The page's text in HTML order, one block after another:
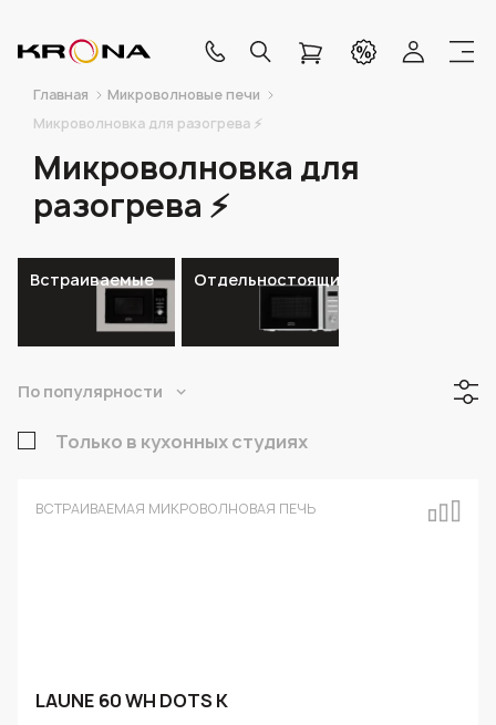
Главная
Микроволновые печи
Микроволновка для разогрева ⚡
Микроволновка для
разогрева ⚡
Встраиваемые Отдельностоящие
По популярности
Только в кухонных студиях
ВСТРАИВАЕМАЯ МИКРОВОЛНОВАЯ ПЕЧЬ
LAUNE 60 WH DOTS K